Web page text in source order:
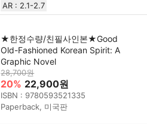
AR : 2.1-2.7
★한정수량/친필사인본★Good
Old-Fashioned Korean Spirit: A
Graphic Novel
28,700원
20% 22,900원
ISBN : 9780593521335
Paperback, 미국판